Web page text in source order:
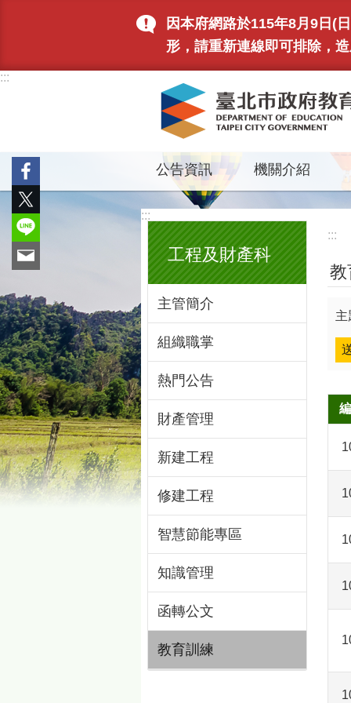
因本府網路於115年8月9日(
形，請重新連線即可排除，造
:::
公告資訊 機關介紹
:::
工程及財產科
主管簡介
組織職掌
熱門公告
財產管理
新建工程
修建工程
智慧節能專區
知識管理
函轉公文
教育訓練
:::
教
主